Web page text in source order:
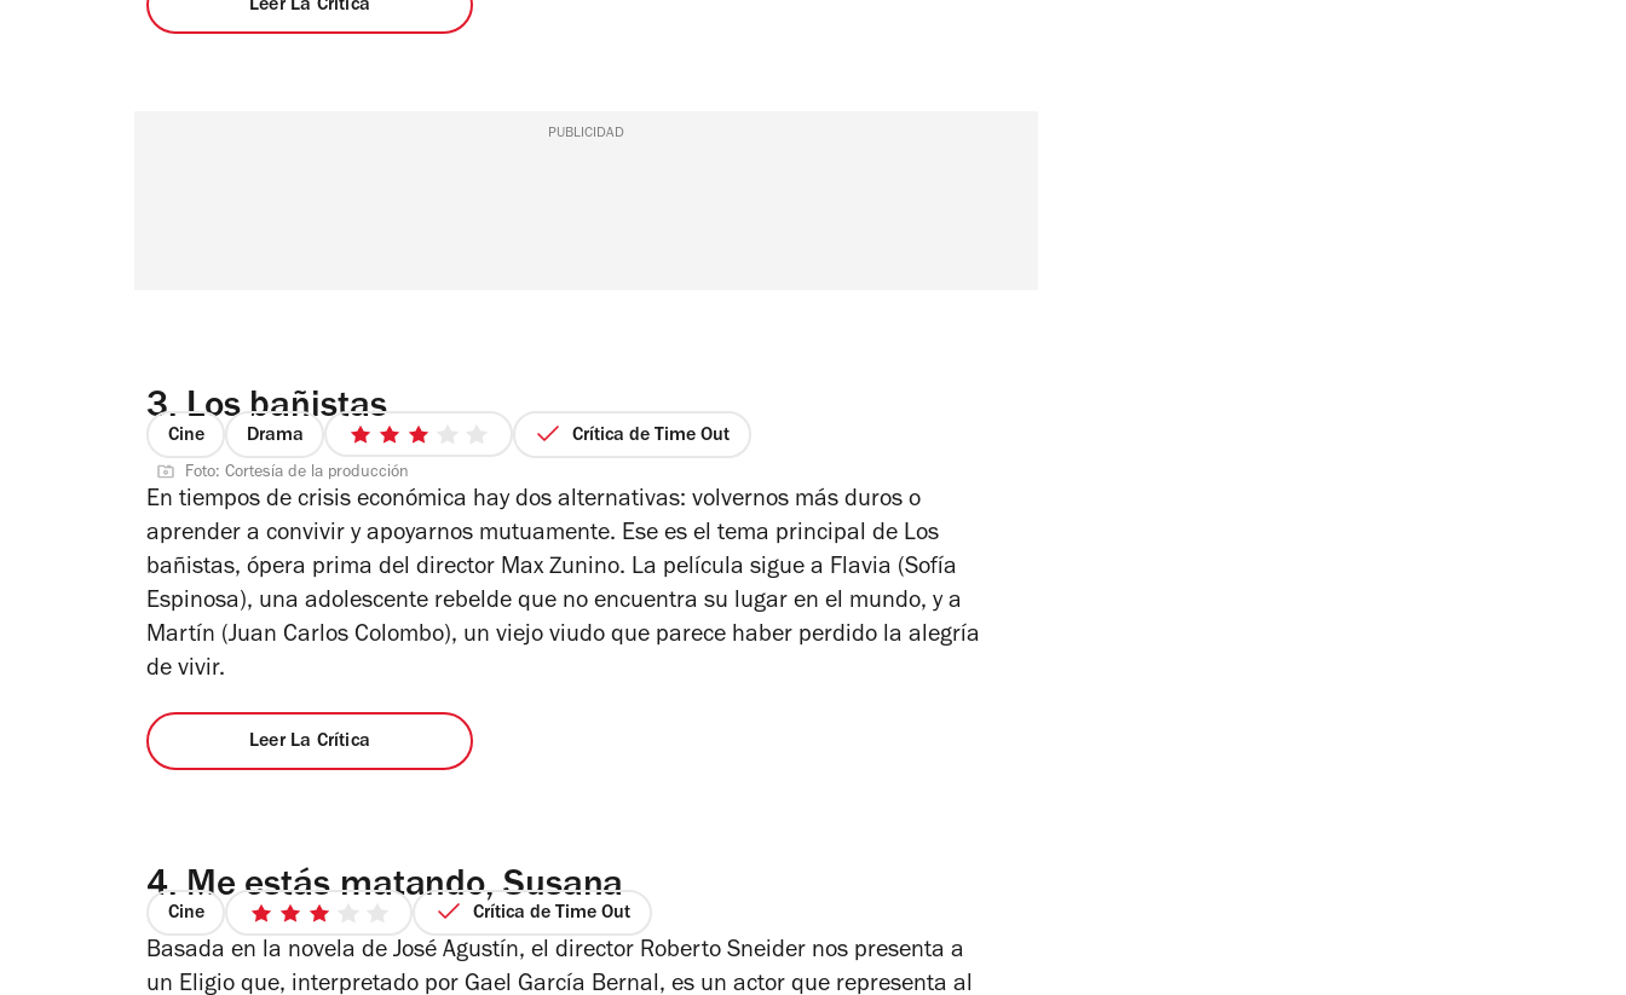
Leer La Crítica
PUBLICIDAD
3. Los bañistas
Cine Drama
3
5
estrellas
Crítica de Time Out
Foto: Cortesía de la producción
En tiempos de crisis económica hay dos alternativas: volvernos más duros o
aprender a convivir y apoyarnos mutuamente. Ese es el tema principal de Los
bañistas, ópera prima del director Max Zunino. La película sigue a Flavia (Sofía
Espinosa), una adolescente rebelde que no encuentra su lugar en el mundo, y a
Martín (Juan Carlos Colombo), un viejo viudo que parece haber perdido la alegría
de vivir.
Leer La Crítica
4. Me estás matando, Susana
Cine
3
de
5
Crítica de Time Out
Basada en la novela de José Agustín, el director Roberto Sneider nos presenta a
un Eligio que, interpretado por Gael García Bernal, es un actor que representa al